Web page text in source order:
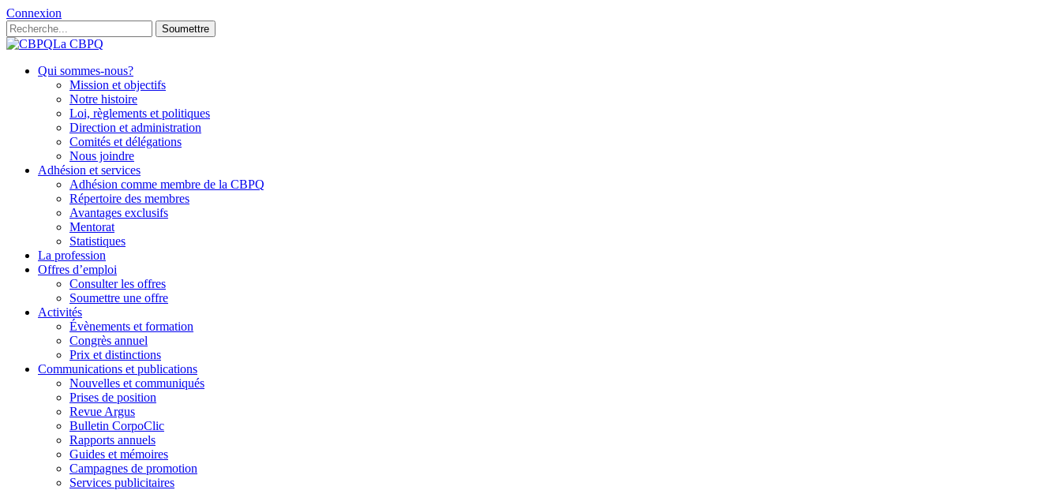
Connexion
Soumettre
La CBPQ
Qui sommes-nous?
Mission et objectifs
Notre histoire
Loi, règlements et politiques
Direction et administration
Comités et délégations
Nous joindre
Adhésion et services
Adhésion comme membre de la CBPQ
Répertoire des membres
Avantages exclusifs
Mentorat
Statistiques
La profession
Offres d’emploi
Consulter les offres
Soumettre une offre
Activités
Évènements et formation
Congrès annuel
Prix et distinctions
Communications et publications
Nouvelles et communiqués
Prises de position
Revue Argus
Bulletin CorpoClic
Rapports annuels
Guides et mémoires
Campagnes de promotion
Services publicitaires